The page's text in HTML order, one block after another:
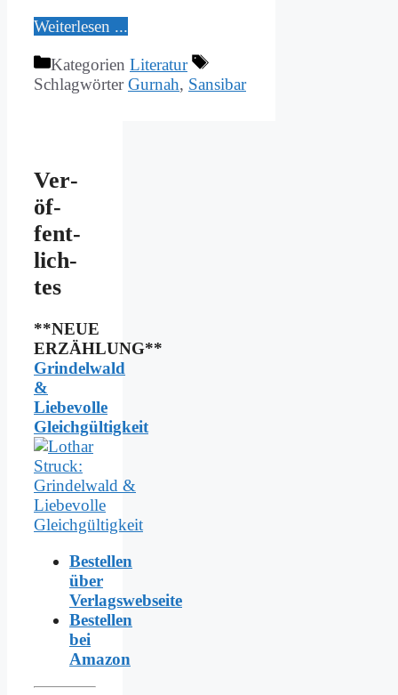
Wei­ter­le­sen ...
Kategorien Literatur
SchlagwörterGurnah, Sansibar
Ver­
öf­
fent­
lich­
tes
**NEUE
ERZÄHLUNG**
Grindelwald
&
Liebevolle
Gleichgültigkeit
Bestellen
über
Verlagswebseite
Bestellen
bei
Amazon